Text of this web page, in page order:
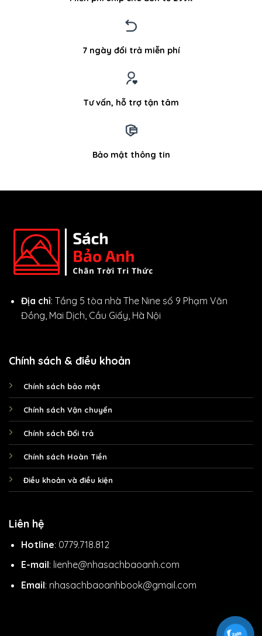
7 ngày đổi trả miễn phí
Tư vấn, hỗ trợ tận tâm
Bảo mật thông tin
Địa chỉ: Tầng 5 tòa nhà The Nine số 9 Phạm Văn
Đồng, Mai Dịch, Cầu Giấy, Hà Nội
Chính sách & điều khoản
Chính sách bảo mật
Chính sách Vận chuyển
Chính sách Đổi trả
Chính sách Hoàn Tiền
Điều khoản và điều kiện
Liên hệ
Hotline: 0779.718.812
E-mail: lienhe@nhasachbaoanh.com
Email: nhasachbaoanhbook@gmail.com